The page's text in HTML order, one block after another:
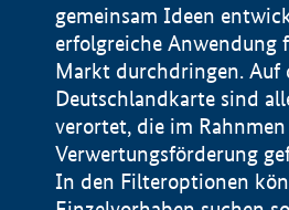
gemeinsam Ideen
erfolgreiche Anwendung
Markt durchdringen. Auf
Deutschlandkarte sind
verortet, die im
Verwertungsförderung
In den Filteroptionen